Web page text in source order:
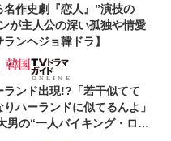
作史劇『恋人』”演技の
が主人公の深い孤独や情愛
ンヘジョ韓ドラ】
ランド出現!?「若干似てて
ハーランドに似てるんよ」
男の“一人バイキング・ロ